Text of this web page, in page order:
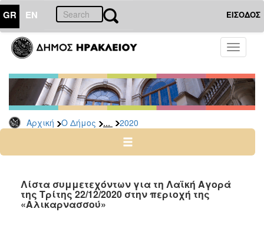
GR EN ΕΙΣΟΔΟΣ
Toggle
Αρχική Ο Δήμος ... 2020
ΔΗΜΟΣ
Δελτία
Τύπου
Αρχείο
2026
2024
2022
2021
Λίστα συμμετεχόντων για τη Λαϊκή Αγορά
της Τρίτης 22/12/2020 στην περιοχή της
«Αλικαρνασσού»